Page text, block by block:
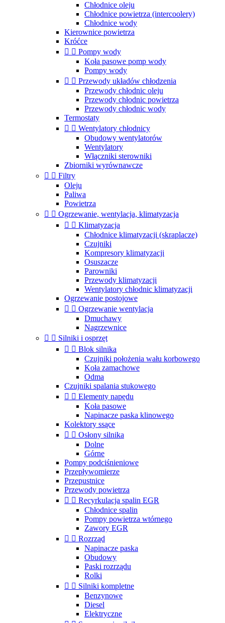
Chłodnice oleju
Chłodnice powietrza (intercoolery)
Chłodnice wody
Kierownice powietrza
Króćce
  Pompy wody
Koła pasowe pomp wody
Pompy wody
  Przewody układów chłodzenia
Przewody chłodnic oleju
Przewody chłodnic powietrza
Przewody chłodnic wody
Termostaty
  Wentylatory chłodnicy
Obudowy wentylatorów
Wentylatory
Włączniki sterowniki
Zbiorniki wyrównawcze
  Filtry
Oleju
Paliwa
Powietrza
  Ogrzewanie, wentylacja, klimatyzacja
  Klimatyzacja
Chłodnice klimatyzacji (skraplacze)
Czujniki
Kompresory klimatyzacji
Osuszacze
Parowniki
Przewody klimatyzacji
Wentylatory chłodnic klimatyzacji
Ogrzewanie postojowe
  Ogrzewanie wentylacja
Dmuchawy
Nagrzewnice
  Silniki i osprzęt
  Blok silnika
Czujniki położenia wału korbowego
Koła zamachowe
Odma
Czujniki spalania stukowego
  Elementy napędu
Koła pasowe
Napinacze paska klinowego
Kolektory ssące
  Osłony silnika
Dolne
Górne
Pompy podciśnieniowe
Przepływomierze
Przepustnice
Przewody powietrza
  Recyrkulacja spalin EGR
Chłodnice spalin
Pompy powietrza wtórnego
Zawory EGR
  Rozrząd
Napinacze paska
Obudowy
Paski rozrządu
Rolki
  Silniki kompletne
Benzynowe
Diesel
Elektryczne